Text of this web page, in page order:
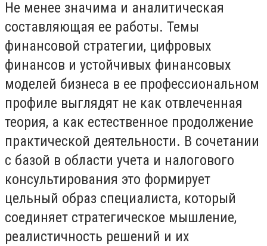
Не менее значима и аналитическая
составляющая ее работы. Темы
финансовой стратегии, цифровых
финансов и устойчивых финансовых
моделей бизнеса в ее профессиональном
профиле выглядят не как отвлеченная
теория, а как естественное продолжение
практической деятельности. В сочетании
с базой в области учета и налогового
консультирования это формирует
цельный образ специалиста, который
соединяет стратегическое мышление,
реалистичность решений и их